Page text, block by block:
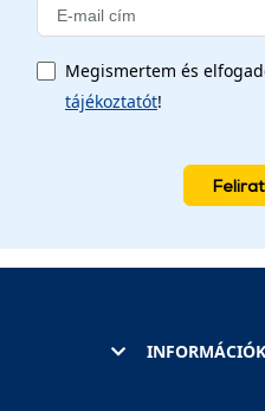
Megismertem és
tájékoztatót!
INFORMÁCIÓK